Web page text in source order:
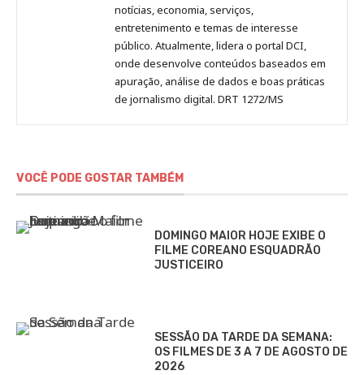
notícias, economia, serviços,
entretenimento e temas de interesse
público. Atualmente, lidera o portal DCI,
onde desenvolve conteúdos baseados em
apuração, análise de dados e boas práticas
de jornalismo digital. DRT 1272/MS
VOCÊ PODE GOSTAR TAMBÉM
DOMINGO MAIOR HOJE EXIBE O
FILME COREANO ESQUADRÃO
JUSTICEIRO
SESSÃO DA TARDE DA SEMANA:
OS FILMES DE 3 A 7 DE AGOSTO DE
2026